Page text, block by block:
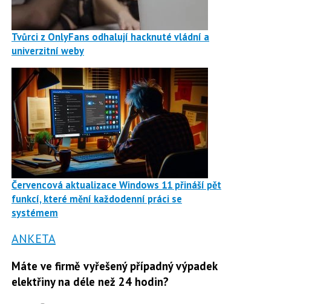
Tvůrci z OnlyFans odhalují hacknuté vládní a
univerzitní weby
Červencová aktualizace Windows 11 přináší pět
funkcí, které mění každodenní práci se
systémem
ANKETA
Máte ve firmě vyřešený případný výpadek
elektřiny na déle než 24 hodin?